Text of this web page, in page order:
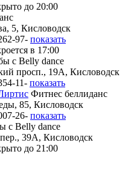
до 20:00
5, Кисловодск
97- показать
в 17:00
с Belly dance
просп., 19А, Кисловодск
11- показать
Фитнес беллиданс
85, Кисловодск
26- показать
с Belly dance
39А, Кисловодск
до 21:00